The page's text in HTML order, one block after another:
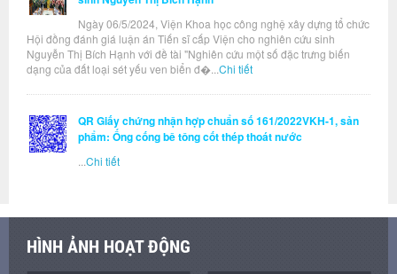
Ngày 06/5/2024, Viện Khoa học công nghệ xây dựng tổ chức
Hội đồng đánh giá luận án Tiến sĩ cấp Viện cho nghiên cứu sinh
Nguyễn Thị Bích Hạnh với đề tài "Nghiên cứu một số đặc trưng biến
dạng của đất loại sét yếu ven biển đ�... Chi tiết
QR Giấy chứng nhận hợp chuẩn số 161/2022VKH-1, sản
phẩm: Ống cống bê tông cốt thép thoát nước
Chi tiết
HÌNH ẢNH HOẠT ĐỘNG